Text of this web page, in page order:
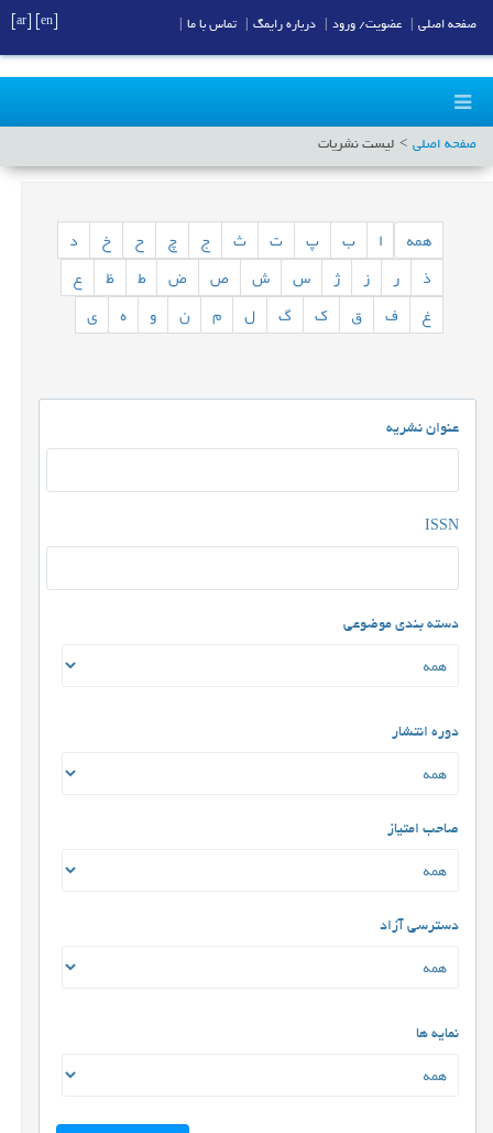
صفحه اصلی لیست نشریات
همه ب پ ت ث ج چ ح خ
د
ذ
ر ز ژ س ش ص ض ط ظ
ع
غ
ف ق ک گ ل م ن و ه ی
عنوان نشریه
ISSN
دسته بندی موضوعی
دوره انتشار
صاحب امتیاز
دسترسی آزاد
نمایه ها
صفحه اصلی عضویت/ ورود درباره رایمگ تماس با ما